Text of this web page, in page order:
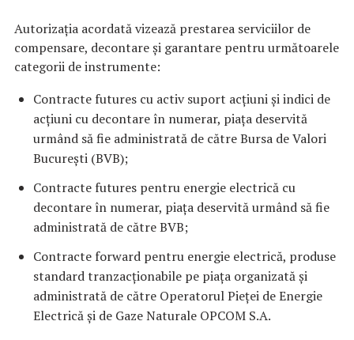
Autorizația acordată vizează prestarea serviciilor de
compensare, decontare și garantare pentru următoarele
categorii de instrumente:
Contracte futures cu activ suport acțiuni și indici de
acțiuni cu decontare în numerar, piața deservită
urmând să fie administrată de către Bursa de Valori
București (BVB);
Contracte futures pentru energie electrică cu
decontare în numerar, piața deservită urmând să fie
administrată de către BVB;
Contracte forward pentru energie electrică, produse
standard tranzacționabile pe piața organizată și
administrată de către Operatorul Pieței de Energie
Electrică și de Gaze Naturale OPCOM S.A.